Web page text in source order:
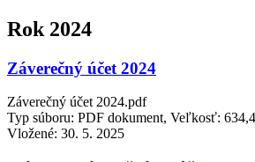
Rok 2024
Záverečný účet 2024
Záverečný účet 2024.pdf
Typ súboru: PDF dokument, Veľkosť:
Vložené: 30. 5. 2025